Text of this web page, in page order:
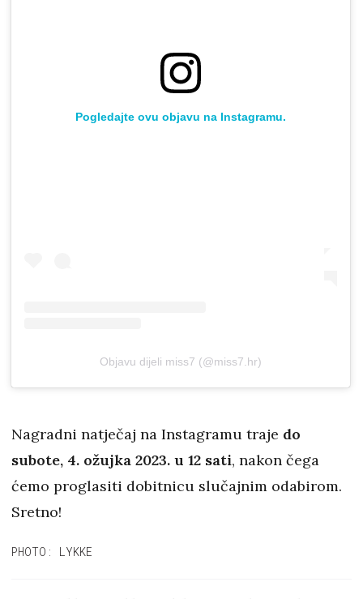
Pogledajte ovu objavu na Instagramu.
Objavu dijeli miss7 (@miss7.hr)
Nagradni natječaj na Instagramu traje do
subote, 4. ožujka 2023. u 12 sati, nakon čega
ćemo proglasiti dobitnicu slučajnim odabirom.
Sretno!
PHOTO: LYKKE